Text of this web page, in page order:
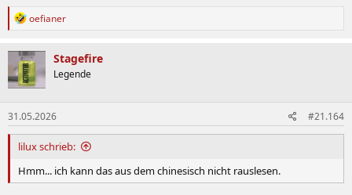
R
k
t
i
o
n
e
n
:
oefianer
Stagefire
Legende
31.05.2026 #21.164
lilux schrieb:
Hmm... ich kann das aus dem chinesisch nicht rauslesen.